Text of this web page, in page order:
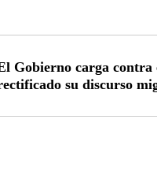
Gobierno carga contra
su discurso